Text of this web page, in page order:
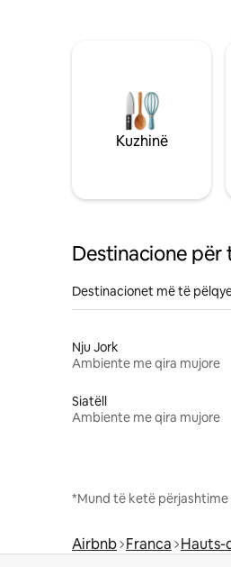
Kuzhinë
Destinacione për
Destinacionet më të
Nju Jork
Ambiente me qira mujore
Siatëll
Ambiente me qira mujore
*Mund të ketë përjashtime
Airbnb Franca Hauts-